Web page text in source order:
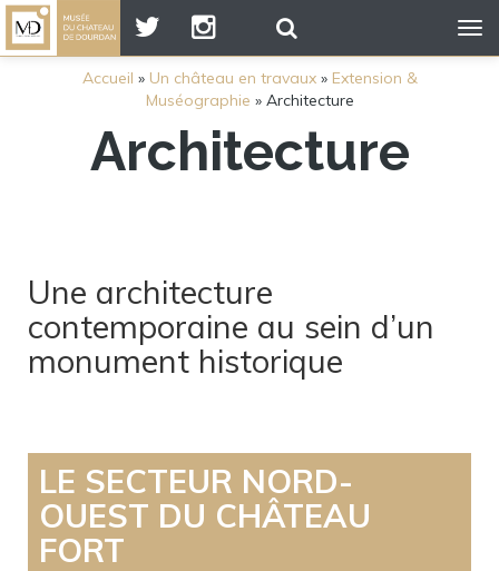
Accueil » Un château en travaux» Extension &
Muséographie » Architecture
Architecture
Une architecture
contemporaine au sein d’un
monument historique
LE SECTEUR NORD-
OUEST DU CHÂTEAU
FORT